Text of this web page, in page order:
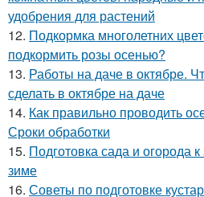
удобрения для растений
12. Подкормка многолетних
подкормить розы осенью?
13. Работы на даче в октябре.
сделать в октябре на даче
14. Как правильно проводить
Сроки обработки
15. Подготовка сада и огорода
зиме
16. Советы по подготовке